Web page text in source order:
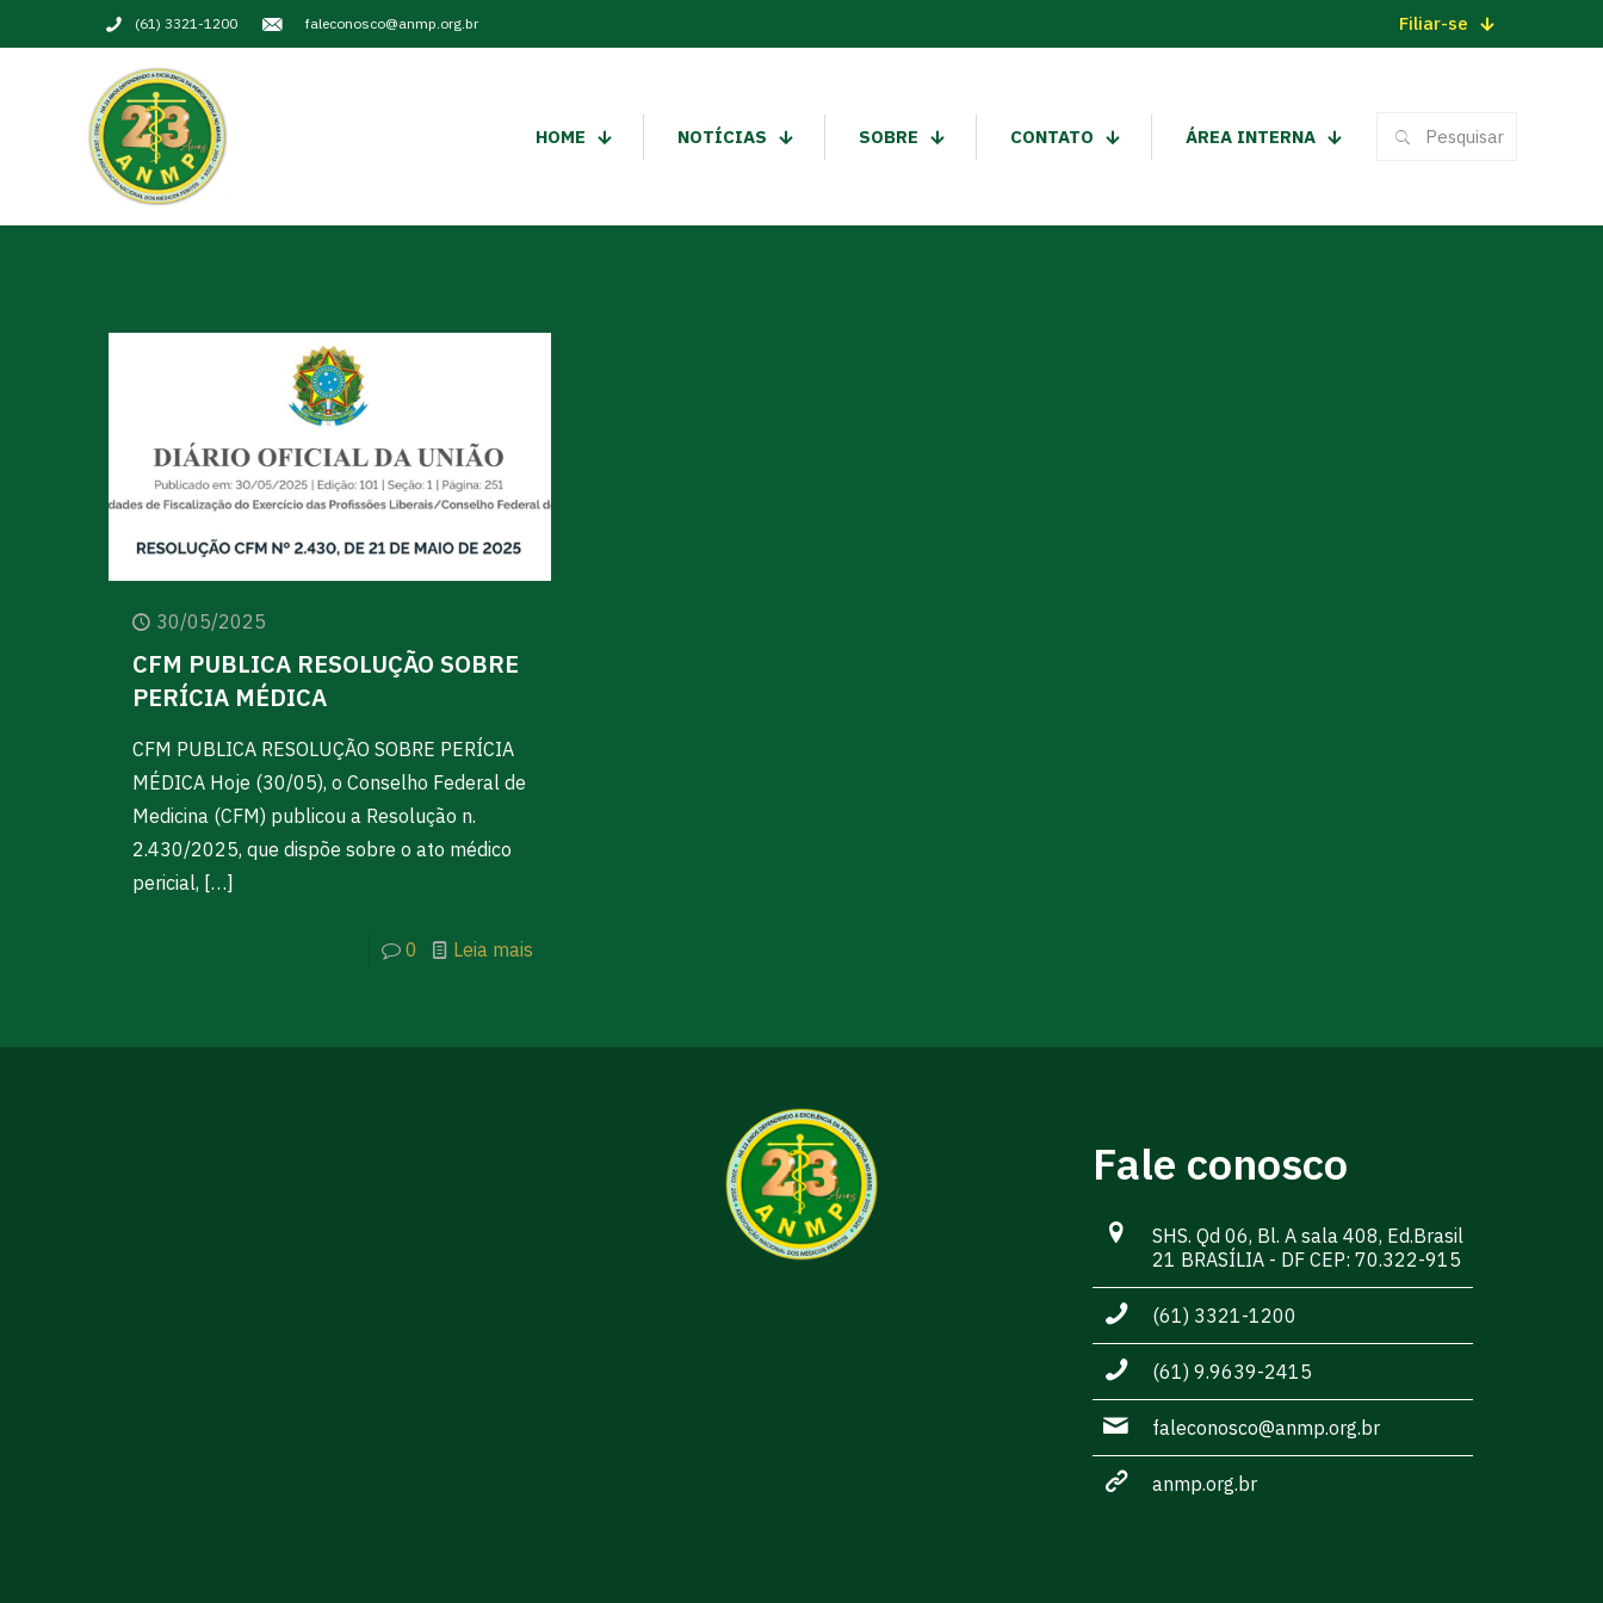
(61) 3321-1200 faleconosco@anmp.org.br Filiar-se
HOME NOTÍCIAS SOBRE CONTATO ÁREA INTERNA
30/05/2025
CFM PUBLICA RESOLUÇÃO SOBRE
PERÍCIA MÉDICA
CFM PUBLICA RESOLUÇÃO SOBRE PERÍCIA
MÉDICA Hoje (30/05), o Conselho Federal de
Medicina (CFM) publicou a Resolução n.
2.430/2025, que dispõe sobre o ato médico
pericial, […]
0 Leia mais
Fale conosco
SHS. Qd 06, Bl. A sala 408, Ed.Brasil
21 BRASÍLIA - DF CEP: 70.322-915
(61) 3321-1200
(61) 9.9639-2415
faleconosco@anmp.org.br
anmp.org.br